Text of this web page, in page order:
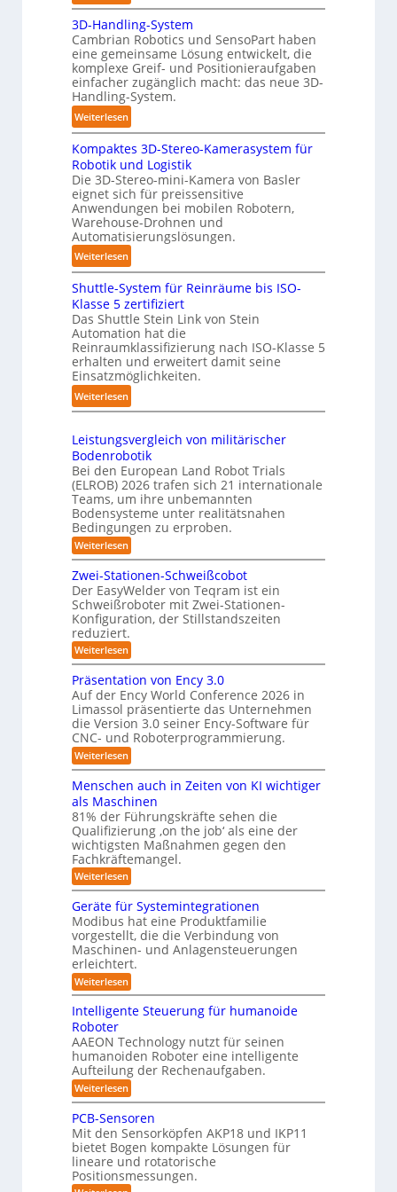
o
t
n
d
i
g
e
P
o
l
m
e
r
l
a
g
e
f
ü
r
T
a
u
c
h
o
b
o
t
e
r
A
u
t
o
m
a
t
i
s
i
e
r
u
n
g
s
r
e
f
f
2
0
2
6
3D-Handling-System
Cambrian Robotics und SensoPart haben
eine gemeinsame Lösung entwickelt, die
komplexe Greif- und Positionieraufgaben
einfacher zugänglich macht: das neue 3D-
Handling-System.
Weiterlesen:
3
D
-
H
a
n
d
i
n
g
-
S
y
s
t
e
Kompaktes 3D-Stereo-Kamerasystem für
Robotik und Logistik
Die 3D-Stereo-mini-Kamera von Basler
eignet sich für preissensitive
Anwendungen bei mobilen Robotern,
Warehouse-Drohnen und
Automatisierungslösungen.
Weiterlesen:
K
o
m
p
a
k
t
e
s
D
-
S
t
e
r
e
o
-
K
a
m
e
r
a
s
y
s
t
e
f
ü
r
R
o
b
o
t
i
k
u
n
d
L
g
i
s
t
i
k
Shuttle-System für Reinräume bis ISO-
Klasse 5 zertifiziert
Das Shuttle Stein Link von Stein
Automation hat die
Reinraumklassifizierung nach ISO-Klasse 5
erhalten und erweitert damit seine
Einsatzmöglichkeiten.
Weiterlesen:
S
u
t
t
l
e
-
S
y
s
t
e
f
ü
r
R
e
i
n
r
ä
u
m
e
b
i
s
S
O
-
K
l
s
e
5
z
e
r
t
i
f
i
Leistungsvergleich von militärischer
Bodenrobotik
Bei den European Land Robot Trials
(ELROB) 2026 trafen sich 21 internationale
Teams, um ihre unbemannten
Bodensysteme unter realitätsnahen
Bedingungen zu erproben.
Weiterlesen:
L
e
i
s
t
u
g
s
v
e
r
g
l
e
i
c
h
v
o
n
m
i
l
i
t
ä
r
i
s
c
h
e
r
B
o
d
e
r
o
b
o
t
i
k
Zwei-Stationen-Schweißcobot
Der EasyWelder von Teqram ist ein
Schweißroboter mit Zwei-Stationen-
Konfiguration, der Stillstandszeiten
reduziert.
Weiterlesen:
Z
w
e
i
-
S
t
a
t
i
o
n
e
n
-
S
c
h
w
i
ß
c
o
b
o
t
Präsentation von Ency 3.0
Auf der Ency World Conference 2026 in
Limassol präsentierte das Unternehmen
die Version 3.0 seiner Ency-Software für
CNC- und Roboterprogrammierung.
Weiterlesen:
P
ä
s
e
n
t
a
t
i
o
n
v
o
n
E
n
c
y
.
Menschen auch in Zeiten von KI wichtiger
als Maschinen
81% der Führungskräfte sehen die
Qualifizierung ‚on the job‘ als eine der
wichtigsten Maßnahmen gegen den
Fachkräftemangel.
Weiterlesen:
M
n
s
c
h
e
n
a
u
c
i
n
Z
e
i
t
n
v
o
n
K
I
Geräte für Systemintegrationen
Modibus hat eine Produktfamilie
vorgestellt, die die Verbindung von
Maschinen- und Anlagensteuerungen
erleichtert.
Weiterlesen:
G
e
r
t
e
f
ü
r
S
y
s
t
e
m
i
Intelligente Steuerung für humanoide
Roboter
AAEON Technology nutzt für seinen
humanoiden Roboter eine intelligente
Aufteilung der Rechenaufgaben.
Weiterlesen:
I
t
e
l
l
i
g
PCB-Sensoren
Mit den Sensorköpfen AKP18 und IKP11
bietet Bogen kompakte Lösungen für
lineare und rotatorische
Positionsmessungen.